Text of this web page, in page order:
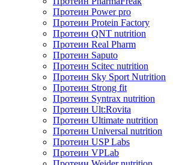
Протеин Power pro
Протеин Protein Factory
Протеин QNT nutrition
Протеин Real Pharm
Протеин Saputo
Протеин Scitec nutrition
Протеин Sky Sport Nutrition
Протеин Strong fit
Протеин Syntrax nutrition
Протеин Ult:Rovita
Протеин Ultimate nutrition
Протеин Universal nutrition
Протеин USP Labs
Протеин VPLab